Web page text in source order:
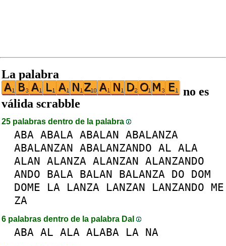
La palabra
no es
válida scrabble
25 palabras dentro de la palabra
ABA ABALA ABALAN ABALANZA
ABALANZAN ABALANZANDO AL ALA
ALAN ALANZA ALANZAN ALANZANDO
ANDO BALA BALAN BALANZA DO DOM
DOME
LA LANZA LANZAN LANZANDO ME
ZA
6 palabras dentro de la palabra DaI
ABA AL ALA ALABA LA NA